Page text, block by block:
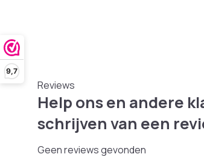
9,7
Reviews
Help ons en andere
schrijven van een
Geen reviews gevonden